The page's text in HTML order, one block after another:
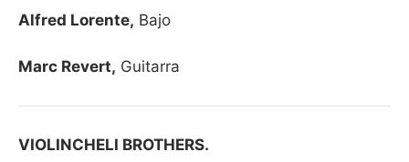
Alfred Lorente, Bajo
Marc Revert, Guitarra
VIOLINCHELI BROTHERS.